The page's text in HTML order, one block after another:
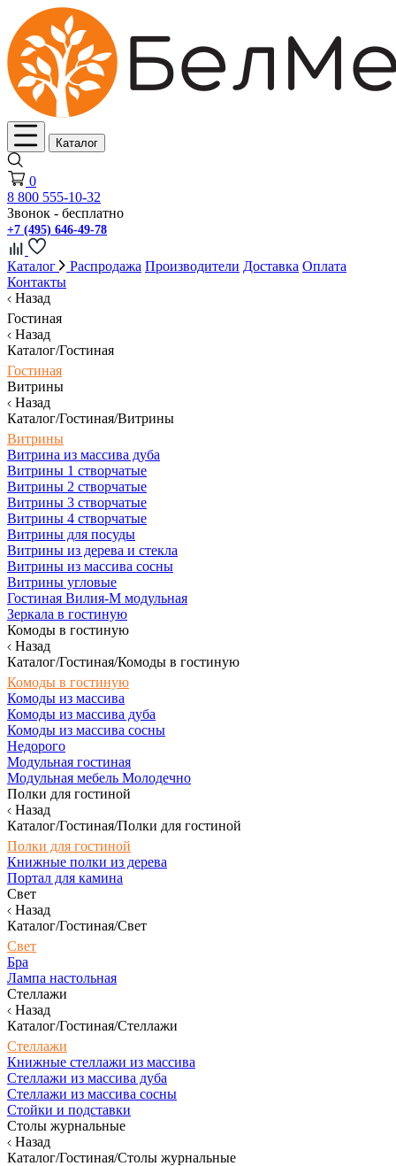
Каталог
0
8 800 555-10-32
Звонок - бесплатно
+7 (495) 646-49-78
Каталог Распродажа Производители Доставка Оплата
Контакты
Назад
Гостиная
Назад
Каталог/Гостиная
Гостиная
Витрины
Назад
Каталог/Гостиная/Витрины
Витрины
Витрина из массива дуба
Витрины 1 створчатые
Витрины 2 створчатые
Витрины 3 створчатые
Витрины 4 створчатые
Витрины для посуды
Витрины из дерева и стекла
Витрины из массива сосны
Витрины угловые
Гостиная Вилия-М модульная
Зеркала в гостиную
Комоды в гостиную
Назад
Каталог/Гостиная/Комоды в гостиную
Комоды в гостиную
Комоды из массива
Комоды из массива дуба
Комоды из массива сосны
Недорого
Модульная гостиная
Модульная мебель Молодечно
Полки для гостиной
Назад
Каталог/Гостиная/Полки для гостиной
Полки для гостиной
Книжные полки из дерева
Портал для камина
Свет
Назад
Каталог/Гостиная/Свет
Свет
Бра
Лампа настольная
Стеллажи
Назад
Каталог/Гостиная/Стеллажи
Стеллажи
Книжные стеллажи из массива
Стеллажи из массива дуба
Стеллажи из массива сосны
Стойки и подставки
Столы журнальные
Назад
Каталог/Гостиная/Столы журнальные